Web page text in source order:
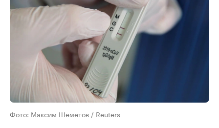
Фото: Максим Шеметов / Reuters